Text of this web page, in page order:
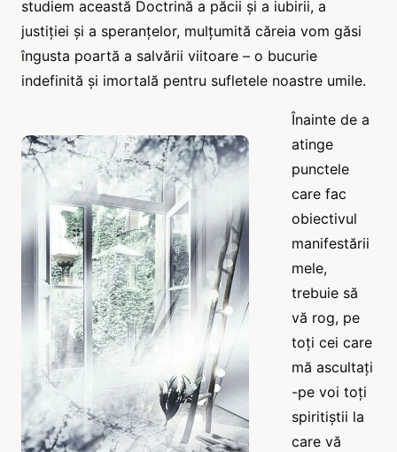
studiem această Doctrină a păcii și a iubirii, a
justiției și a speranțelor, mulțumită căreia vom găsi
îngusta poartă a salvării viitoare – o bucurie
indefinită și imortală pentru sufletele noastre umile.
Înainte de a
atinge
punctele
care fac
obiectivul
manifestării
mele,
trebuie să
vă rog, pe
toți cei care
mă ascultați
-pe voi toți
spiritiștii la
care vă